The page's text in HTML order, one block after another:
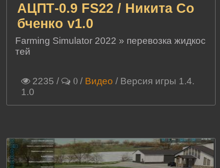
АЦПТ-0.9 FS22 / Никита Со
бченко v1.0
Farming Simulator 2022 » перевозка жидкос
тей
2235 / 0 / Видео / Версия игры 1.4.
1.0